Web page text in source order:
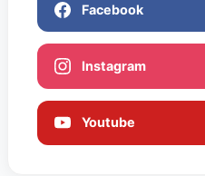
Facebook
Instagram
Youtube